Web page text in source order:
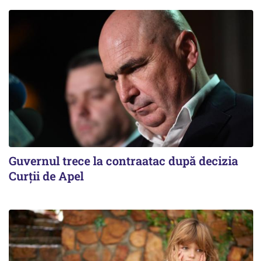
Guvernul trece la contraatac după decizia
Curții de Apel